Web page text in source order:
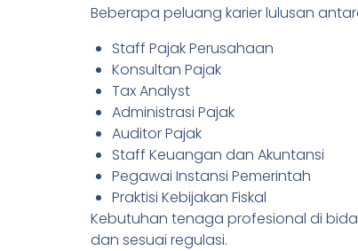
Beberapa peluang karier lulusan
Staff Pajak Perusahaan
Konsultan Pajak
Tax Analyst
Administrasi Pajak
Auditor Pajak
Staff Keuangan dan Akuntansi
Pegawai Instansi Pemerintah
Praktisi Kebijakan Fiskal
Kebutuhan tenaga profesional di
dan sesuai regulasi.